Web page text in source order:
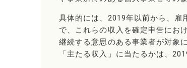
具体的には、2019年以前から、雇
で、これらの収入を確定申告にお
継続する意思のある事業者が対象
「主たる収入」に当たるかは、